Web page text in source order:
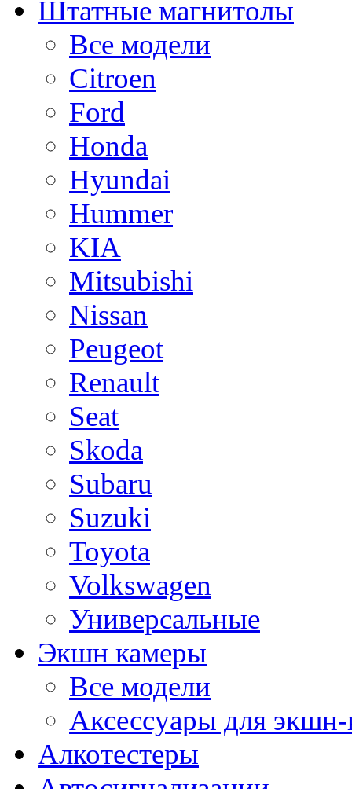
Штатные магнитолы
Все модели
Citroen
Ford
Honda
Hyundai
Hummer
KIA
Mitsubishi
Nissan
Peugeot
Renault
Seat
Skoda
Subaru
Suzuki
Toyota
Volkswagen
Универсальные
Экшн камеры
Все модели
Аксессуары для
Алкотестеры